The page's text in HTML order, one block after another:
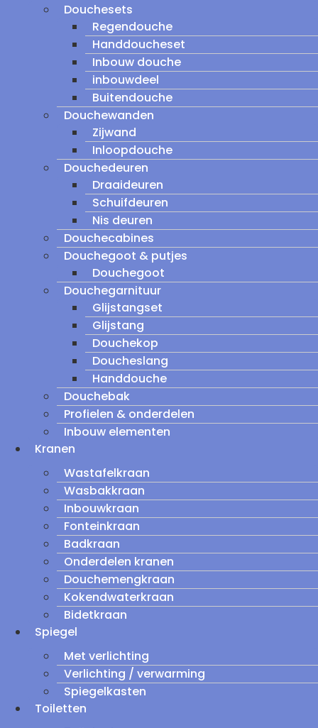
Douchesets
Regendouche
Handdoucheset
Inbouw douche
inbouwdeel
Buitendouche
Douchewanden
Zijwand
Inloopdouche
Douchedeuren
Draaideuren
Schuifdeuren
Nis deuren
Douchecabines
Douchegoot & putjes
Douchegoot
Douchegarnituur
Glijstangset
Glijstang
Douchekop
Doucheslang
Handdouche
Douchebak
Profielen & onderdelen
Inbouw elementen
Kranen
Wastafelkraan
Wasbakkraan
Inbouwkraan
Fonteinkraan
Badkraan
Onderdelen kranen
Douchemengkraan
Kokendwaterkraan
Bidetkraan
Spiegel
Met verlichting
Verlichting / verwarming
Spiegelkasten
Toiletten